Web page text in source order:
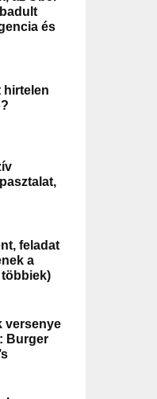
és
hirtelen
feladat
a
versenye
Burger